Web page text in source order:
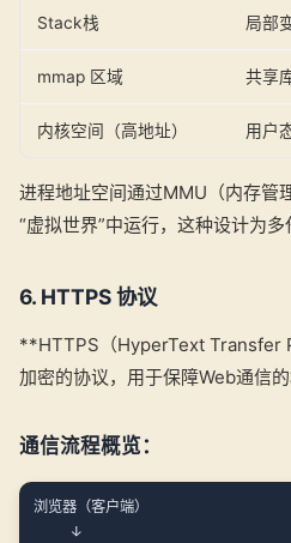
Stack栈 局部
mmap 区域 共享
内核空间（高地址） 用户
进程地址空间通过MMU（内存管
“虚拟世界”中运行，这种设计为
6. HTTPS 协议
**HTTPS（HyperText Transfer
加密的协议，用于保障Web通信
通信流程概览：
浏览器（客户端）
    ↓